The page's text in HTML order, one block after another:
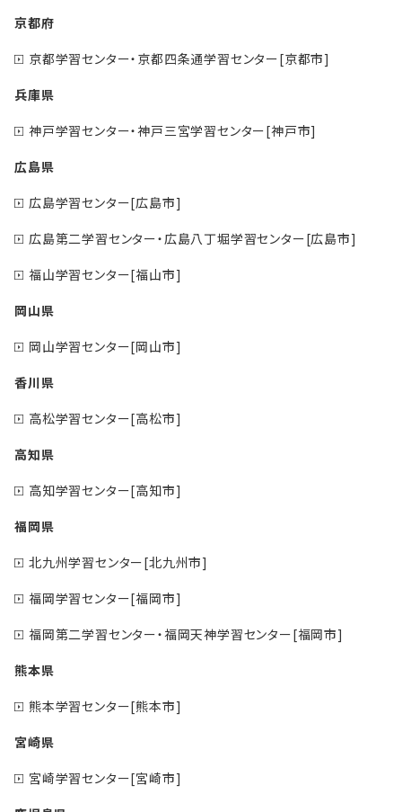
京都府
京都学習センター・京都四条通学習センター[京都市]
兵庫県
神戸学習センター・神戸三宮学習センター[神戸市]
広島県
広島学習センター[広島市]
広島第二学習センター・広島八丁堀学習センター[広島市]
福山学習センター[福山市]
岡山県
岡山学習センター[岡山市]
香川県
高松学習センター[高松市]
高知県
高知学習センター[高知市]
福岡県
北九州学習センター[北九州市]
福岡学習センター[福岡市]
福岡第二学習センター・福岡天神学習センター[福岡市]
熊本県
熊本学習センター[熊本市]
宮崎県
宮崎学習センター[宮崎市]